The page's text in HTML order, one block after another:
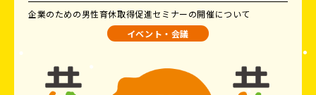
企業のための男性育休取得促進セミナーの開催について
イベント・会議